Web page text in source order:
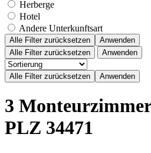
Herberge
Hotel
Andere Unterkunftsart
Alle Filter zurücksetzen
Anwenden
Alle Filter zurücksetzen
Anwenden
3
PLZ 34471